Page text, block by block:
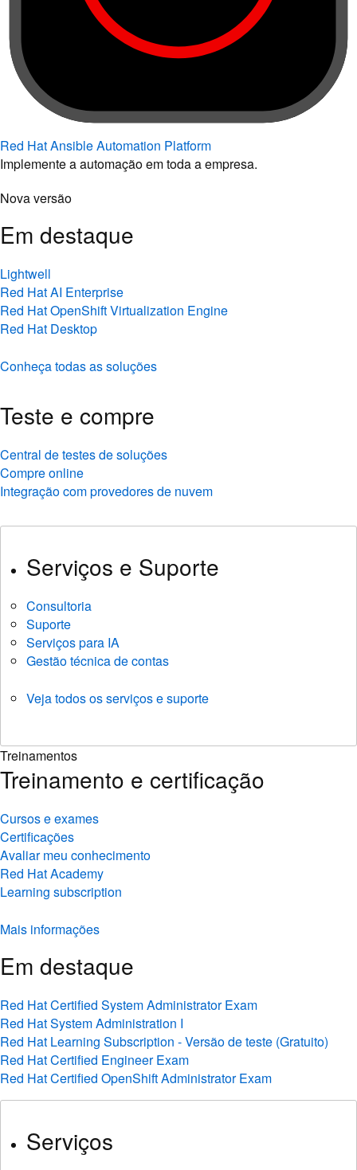
Red Hat Ansible Automation Platform
Implemente a automação em toda a empresa.
Nova versão
Em destaque
Lightwell
Red Hat AI Enterprise
Red Hat OpenShift Virtualization Engine
Red Hat Desktop
Conheça todas as soluções
Teste e compre
Central de testes de soluções
Compre online
Integração com provedores de nuvem
Serviços e Suporte
Consultoria
Suporte
Serviços para IA
Gestão técnica de contas
Veja todos os serviços e suporte
Treinamentos
Treinamento e certificação
Cursos e exames
Certificações
Avaliar meu conhecimento
Red Hat Academy
Learning subscription
Mais informações
Em destaque
Red Hat Certified System Administrator Exam
Red Hat System Administration I
Red Hat Learning Subscription - Versão de teste (Gratuito)
Red Hat Certified Engineer Exam
Red Hat Certified OpenShift Administrator Exam
Serviços